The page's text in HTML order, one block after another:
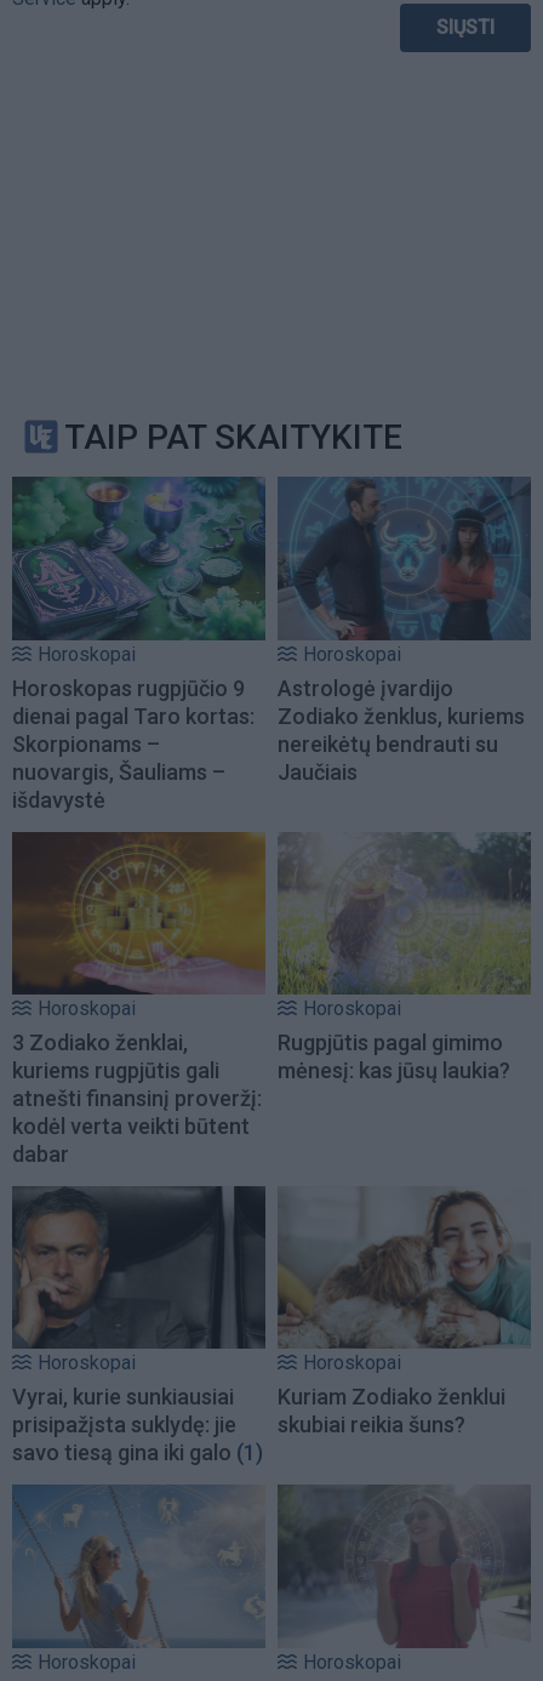
TAIP PAT SKAITYKITE
Horoskopai
Horoskopas rugpjūčio 9
dienai pagal Taro kortas:
Skorpionams –
nuovargis, Šauliams –
išdavystė
Horoskopai
Astrologė įvardijo
Zodiako ženklus, kuriems
nereikėtų bendrauti su
Jaučiais
Horoskopai
3 Zodiako ženklai,
kuriems rugpjūtis gali
atnešti finansinį proveržį:
kodėl verta veikti būtent
dabar
Horoskopai
Rugpjūtis pagal gimimo
mėnesį: kas jūsų laukia?
Horoskopai
Vyrai, kurie sunkiausiai
prisipažįsta suklydę: jie
savo tiesą gina iki galo (1)
Horoskopai
Kuriam Zodiako ženklui
skubiai reikia šuns?
Horoskopai Horoskopai